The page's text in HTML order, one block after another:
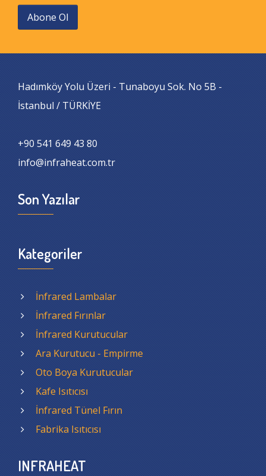
Abone Ol
Hadımköy Yolu Üzeri - Tunaboyu Sok. No 5B -
İstanbul / TÜRKİYE
+90 541 649 43 80
info@infraheat.com.tr
Son Yazılar
Kategoriler
İnfrared Lambalar
İnfrared Fırınlar
İnfrared Kurutucular
Ara Kurutucu - Empirme
Oto Boya Kurutucular
Kafe Isıtıcısı
İnfrared Tünel Fırın
Fabrika Isıtıcısı
INFRAHEAT